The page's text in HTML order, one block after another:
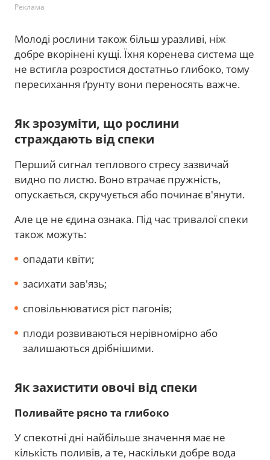
Реклама
Молоді рослини також більш уразливі, ніж
добре вкорінені кущі. Їхня коренева система ще
не встигла розростися достатньо глибоко, тому
пересихання ґрунту вони переносять важче.
Як зрозуміти, що рослини
страждають від спеки
Перший сигнал теплового стресу зазвичай
видно по листю. Воно втрачає пружність,
опускається, скручується або починає в'янути.
Але це не єдина ознака. Під час тривалої спеки
також можуть:
опадати квіти;
засихати зав'язь;
сповільнюватися ріст пагонів;
плоди розвиваються нерівномірно або
залишаються дрібнішими.
Як захистити овочі від спеки
Поливайте рясно та глибоко
У спекотні дні найбільше значення має не
кількість поливів, а те, наскільки добре вода